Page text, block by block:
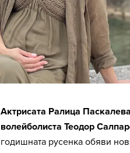
Актрисата Ралица
волейболиста Теодор
годишната русенка обяви